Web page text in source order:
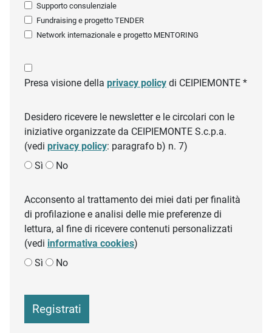
Supporto consulenziale
Fundraising e progetto TENDER
Network internazionale e progetto MENTORING
Presa visione della privacy policy di CEIPIEMONTE *
Desidero ricevere le newsletter e le circolari con le
iniziative organizzate da CEIPIEMONTE S.c.p.a.
(vedi privacy policy: paragrafo b) n. 7)
Sì
No
Acconsento al trattamento dei miei dati per finalità
di profilazione e analisi delle mie preferenze di
lettura, al fine di ricevere contenuti personalizzati
(vedi informativa cookies)
Sì
No
Registrati